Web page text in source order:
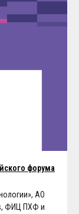
форума
АО
ФИЦ ПХФ и